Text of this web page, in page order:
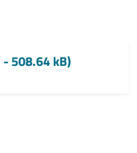
- 508.64 kB)